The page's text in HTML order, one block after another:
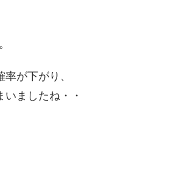
が下がり、
ましたね・・